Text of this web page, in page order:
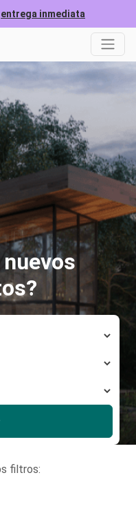
entrega inmediata
filtros: